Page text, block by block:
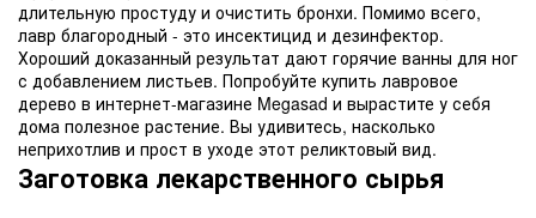
длительную простуду и очистить бронхи. Помимо всего,
лавр благородный - это инсектицид и дезинфектор.
Хороший доказанный результат дают горячие ванны для ног
с добавлением листьев. Попробуйте купить лавровое
дерево в интернет-магазине Megasad и вырастите у себя
дома полезное растение. Вы удивитесь, насколько
неприхотлив и прост в уходе этот реликтовый вид.
Заготовка лекарственного сырья